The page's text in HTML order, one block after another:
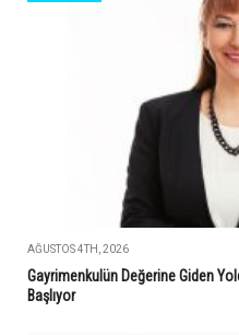
AĞUSTOS 4TH, 2026
Gayrimenkulün Değerine Giden
Başlıyor